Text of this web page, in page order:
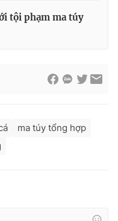
tội phạm ma túy
ma túy tổng hợp